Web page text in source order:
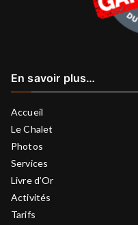
En savoir plus…
Accueil
Le Chalet
Photos
Services
Livre d’Or
Activités
Tarifs